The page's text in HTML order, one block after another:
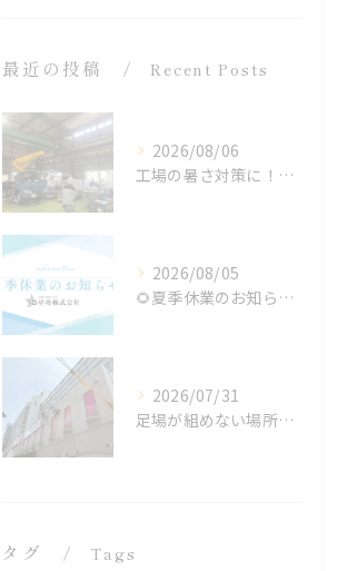
最近の投稿 Recent Posts
2026/08/06
工場の暑さ対策に！遮熱塗料「アドクールAQUA」施工前の温度測定を設置
2026/08/05
🌻夏季休業のお知らせ🌻
2026/07/31
足場が組めない場所でも施工可能！ロープアクセス工法の特徴と対応できる工事
タグ Tags